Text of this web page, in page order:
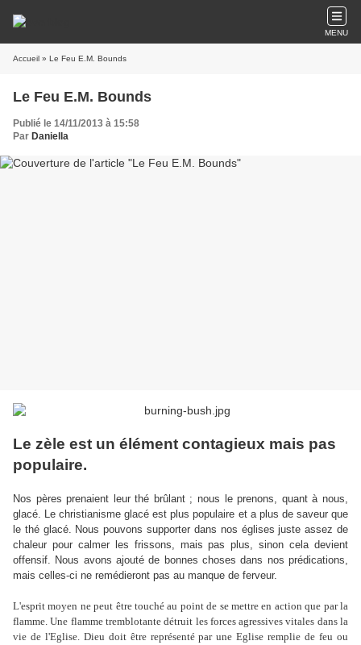
MENU
Accueil » Le Feu E.M. Bounds
Le Feu E.M. Bounds
Publié le 14/11/2013 à 15:58
Par Daniella
Le zèle est un élément contagieux mais pas
populaire.
Nos pères prenaient leur thé brûlant ; nous le prenons, quant à nous,
glacé. Le christianisme glacé est plus populaire et a plus de saveur que
le thé glacé. Nous pouvons supporter dans nos églises juste assez de
chaleur pour calmer les frissons, mais pas plus, sinon cela devient
offensif. Nous avons ajouté de bonnes choses dans nos prédications,
mais celles-ci ne remédieront pas au manque de ferveur.
L'esprit moyen ne peut être touché au point de se mettre en action que par la
flamme. Une flamme tremblotante détruit les forces agressives vitales dans la
vie de l'Eglise. Dieu doit être représenté par une Eglise remplie de feu ou